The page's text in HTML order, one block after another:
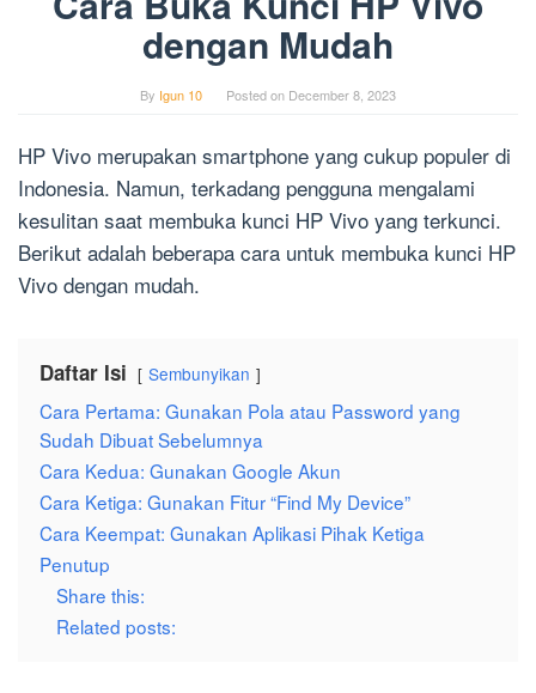
dengan Mudah
By Igun 10 Posted on December 8, 2023
HP Vivo merupakan smartphone yang cukup populer di
Indonesia. Namun, terkadang pengguna mengalami
kesulitan saat membuka kunci HP Vivo yang terkunci.
Berikut adalah beberapa cara untuk membuka kunci HP
Vivo dengan mudah.
Daftar Isi Sembunyikan
Cara Pertama: Gunakan Pola atau Password yang
Sudah Dibuat Sebelumnya
Cara Kedua: Gunakan Google Akun
Cara Ketiga: Gunakan Fitur “Find My Device”
Cara Keempat: Gunakan Aplikasi Pihak Ketiga
Penutup
Share this:
Related posts: